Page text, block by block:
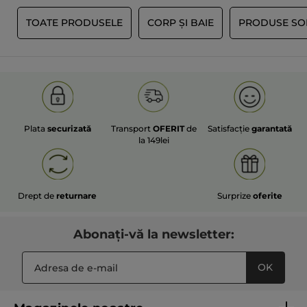
TOATE PRODUSELE CORP ȘI BAIE PRODUSE
Plata securizată Transport OFERITde
la 149lei
Satisfacțiegarantată
Drept de returnare Surprize oferite
Abonați-vă la newsletter:
OK